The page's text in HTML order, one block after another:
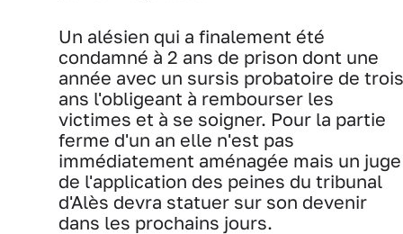
Un alésien qui a finalement été
condamné à 2 ans de prison dont une
année avec un sursis probatoire de trois
ans l'obligeant à rembourser les
victimes et à se soigner. Pour la partie
ferme d'un an elle n'est pas
immédiatement aménagée mais un juge
de l'application des peines du tribunal
d'Alès devra statuer sur son devenir
dans les prochains jours.